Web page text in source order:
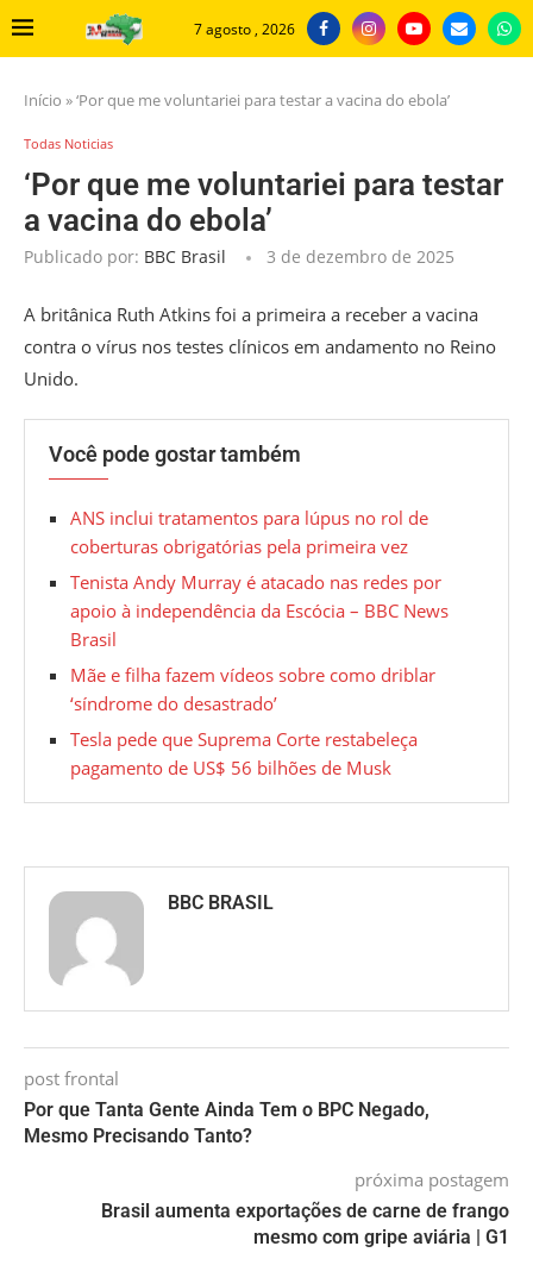
7 agosto , 2026
Início »‘Por que me voluntariei para testar a vacina do ebola’
Todas Noticias
‘Por que me voluntariei para testar
a vacina do ebola’
Publicado por: BBC Brasil 3 de dezembro de 2025
A britânica Ruth Atkins foi a primeira a receber a vacina
contra o vírus nos testes clínicos em andamento no Reino
Unido.
Você pode gostar também
ANS inclui tratamentos para lúpus no rol de
coberturas obrigatórias pela primeira vez
Tenista Andy Murray é atacado nas redes por
apoio à independência da Escócia – BBC News
Brasil
Mãe e filha fazem vídeos sobre como driblar
‘síndrome do desastrado’
Tesla pede que Suprema Corte restabeleça
pagamento de US$ 56 bilhões de Musk
BBC BRASIL
post frontal
Por que Tanta Gente Ainda Tem o BPC Negado,
Mesmo Precisando Tanto?
próxima postagem
Brasil aumenta exportações de carne de frango
mesmo com gripe aviária | G1